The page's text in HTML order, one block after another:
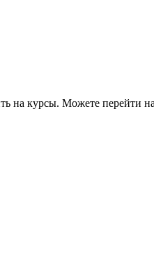
на курсы. Можете перейти